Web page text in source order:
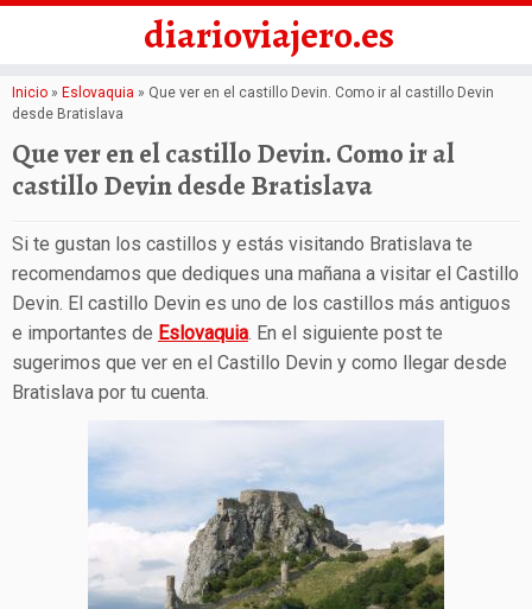
Saltar
al
contenido
diarioviajero.es
Inicio » Eslovaquia » Que ver en el castillo Devin. Como ir al castillo Devin
desde Bratislava
Que ver en el castillo Devin. Como ir al
castillo Devin desde Bratislava
Si te gustan los castillos y estás visitando Bratislava te
recomendamos que dediques una mañana a visitar el Castillo
Devin. El castillo Devin es uno de los castillos más antiguos
e importantes de Eslovaquia. En el siguiente post te
sugerimos que ver en el Castillo Devin y como llegar desde
Bratislava por tu cuenta.